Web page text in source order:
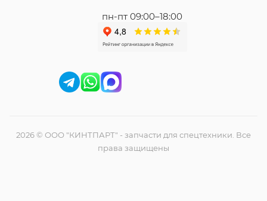
пн-пт 09:00–18:00
2026 © ООО "КИНТПАРТ" - запчасти для спецтехники. Все
права защищены